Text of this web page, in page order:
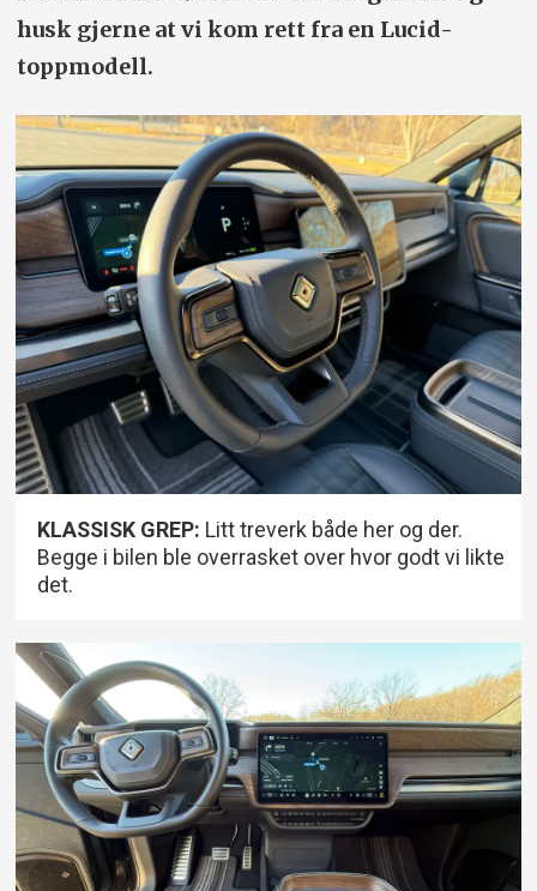
husk gjerne at vi kom rett fra en Lucid-
toppmodell.
KLASSISK GREP: Litt treverk både her og der.
Begge i bilen ble overrasket over hvor godt vi likte
det.